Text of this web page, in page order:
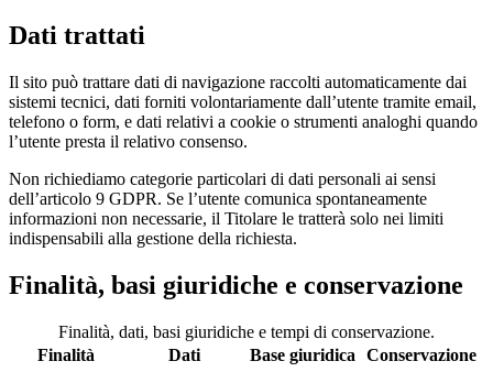
Dati trattati
Il sito può trattare dati di navigazione raccolti automaticamente dai
sistemi tecnici, dati forniti volontariamente dall’utente tramite email,
telefono o form, e dati relativi a cookie o strumenti analoghi quando
l’utente presta il relativo consenso.
Non richiediamo categorie particolari di dati personali ai sensi
dell’articolo 9 GDPR. Se l’utente comunica spontaneamente
informazioni non necessarie, il Titolare le tratterà solo nei limiti
indispensabili alla gestione della richiesta.
Finalità, basi giuridiche e conservazione
Finalità, dati, basi giuridiche e tempi di conservazione.
Finalità
Dati Base giuridica Conservazione